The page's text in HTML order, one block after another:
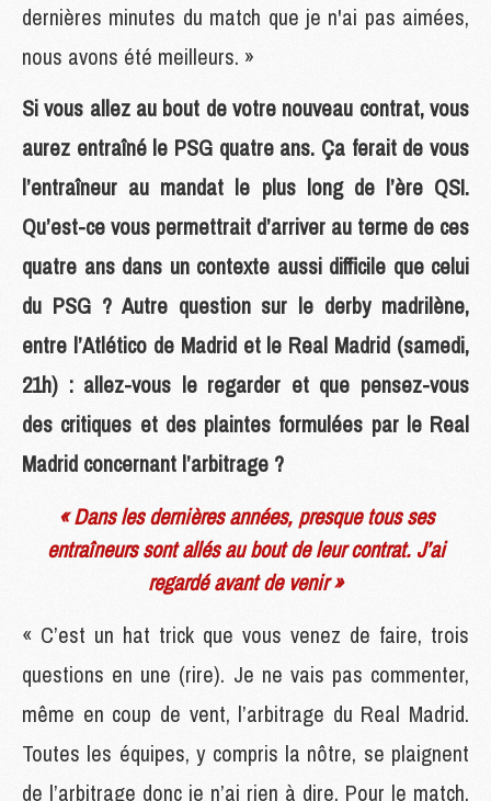
dernières minutes du match que je n'ai pas aimées,
nous avons été meilleurs. »
Si vous allez au bout de votre nouveau contrat, vous
aurez entraîné le PSG quatre ans. Ça ferait de vous
l’entraîneur au mandat le plus long de l’ère QSI.
Qu’est-ce vous permettrait d’arriver au terme de ces
quatre ans dans un contexte aussi difficile que celui
du PSG ? Autre question sur le derby madrilène,
entre l’Atlético de Madrid et le Real Madrid (samedi,
21h) : allez-vous le regarder et que pensez-vous
des critiques et des plaintes formulées par le Real
Madrid concernant l’arbitrage ?
« Dans les dernières années, presque tous ses
entraîneurs sont allés au bout de leur contrat. J’ai
regardé avant de venir »
« C’est un hat trick que vous venez de faire, trois
questions en une (rire). Je ne vais pas commenter,
même en coup de vent, l’arbitrage du Real Madrid.
Toutes les équipes, y compris la nôtre, se plaignent
de l’arbitrage donc je n’ai rien à dire. Pour le match,